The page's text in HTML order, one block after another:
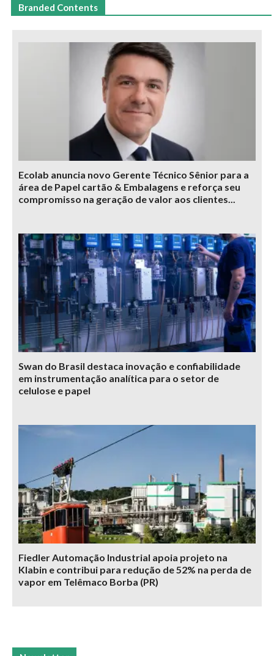
Branded Contents
Ecolab anuncia novo Gerente Técnico Sênior para a
área de Papel cartão & Embalagens e reforça seu
compromisso na geração de valor aos clientes...
Swan do Brasil destaca inovação e confiabilidade
em instrumentação analítica para o setor de
celulose e papel
Fiedler Automação Industrial apoia projeto na
Klabin e contribui para redução de 52% na perda de
vapor em Telêmaco Borba (PR)